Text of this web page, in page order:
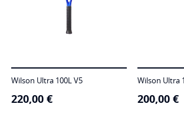
Wilson Ultra 100L V5
220,00 €
Wilson Ultra
200,00 €